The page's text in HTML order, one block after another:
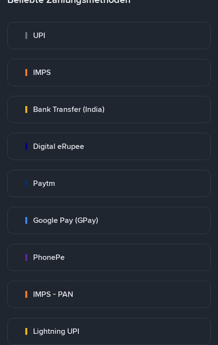
UPI
IMPS
Bank Transfer (India)
Digital eRupee
Paytm
Google Pay (GPay)
PhonePe
IMPS - PAN
Lightning UPI